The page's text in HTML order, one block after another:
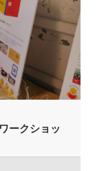
ークショッ